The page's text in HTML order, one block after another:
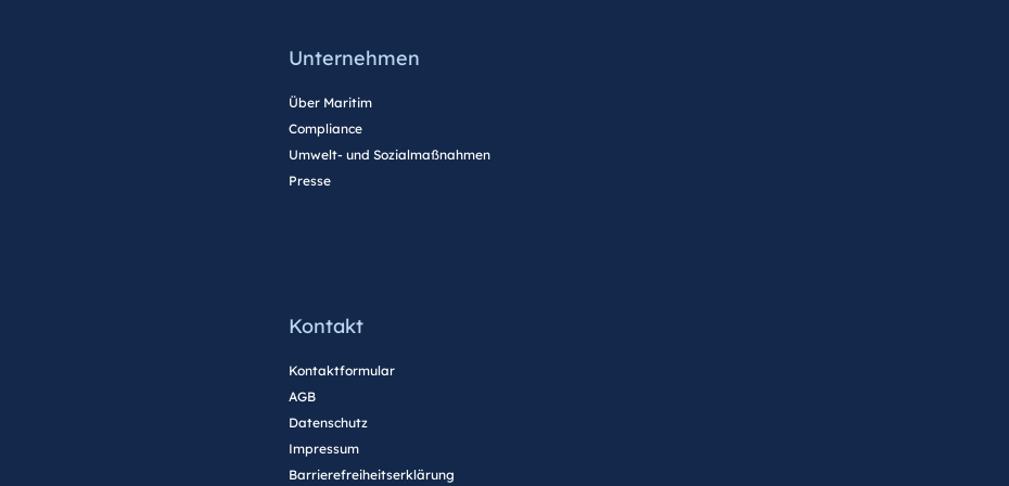
Unternehmen
Über Maritim
Compliance
Umwelt- und Sozialmaßnahmen
Presse
Kontakt
Kontaktformular
AGB
Datenschutz
Impressum
Barrierefreiheitserklärung